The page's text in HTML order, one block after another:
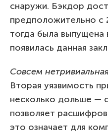
снаружи. Бэкдор
предположительно с
тогда была выпущена
появилась данная
Совсем
Вторая уязвимость
несколько дольше —
позволяет
это означает для